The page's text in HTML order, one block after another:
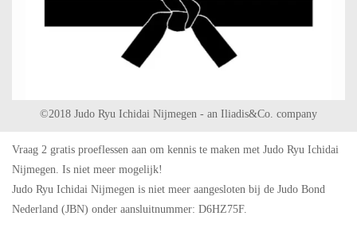
©2018 Judo Ryu Ichidai Nijmegen - an Iliadis&Co. company
Vraag 2 gratis proeflessen aan om kennis te maken met Judo Ryu Ichidai
Nijmegen. Is niet meer mogelijk!
Judo Ryu Ichidai Nijmegen is niet meer aangesloten bij de Judo Bond
Nederland (JBN) onder aansluitnummer: D6HZ75F.